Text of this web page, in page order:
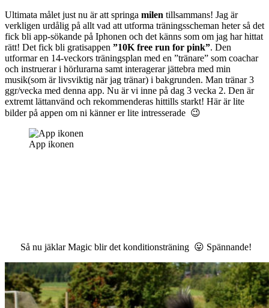
Ultimata målet just nu är att springa milen tillsammans! Jag är
verkligen urdålig på allt vad att utforma träningsscheman heter så det
fick bli app-sökande på Iphonen och det känns som om jag har hittat
rätt! Det fick bli gratisappen ”10K free run for pink”. Den
utformar en 14-veckors träningsplan med en ”tränare” som coachar
och instruerar i hörlurarna samt interagerar jättebra med min
musik(som är livsviktig när jag tränar) i bakgrunden. Man tränar 3
ggr/vecka med denna app. Nu är vi inne på dag 3 vecka 2. Den är
extremt lättanvänd och rekommenderas hittills starkt! Här är lite
bilder på appen om ni känner er lite intresserade 😉
App ikonen
Så nu jäklar Magic blir det konditionsträning 😛 Spännande!